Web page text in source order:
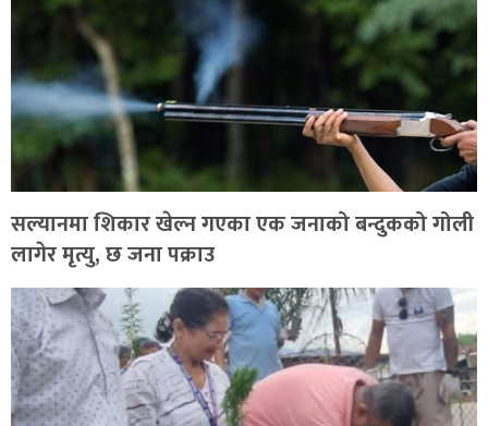
सल्यानमा शिकार खेल्न गएका एक जनाको बन्दुकको गोली
लागेर मृत्यु, छ जना पक्राउ